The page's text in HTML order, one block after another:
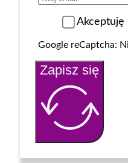
Akceptuję
Google reCaptcha:
Zapisz się